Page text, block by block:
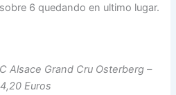
6 quedando en ultimo lugar.
Alsace Grand Cru Osterberg –
Euros